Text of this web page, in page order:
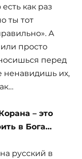
как раз
ты тот
А
просто
перед
ненавидишь их,
– это
в Бога…
русский в